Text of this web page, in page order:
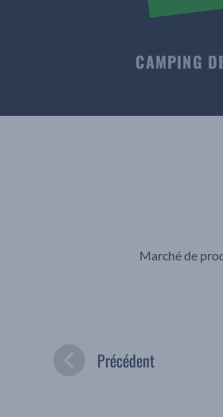
CAMPING
Marché de
Précédent